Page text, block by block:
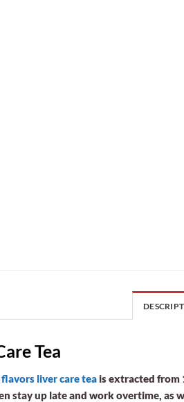
Tea
flavors liver care teais extracted from
stay up late and work overtime, as